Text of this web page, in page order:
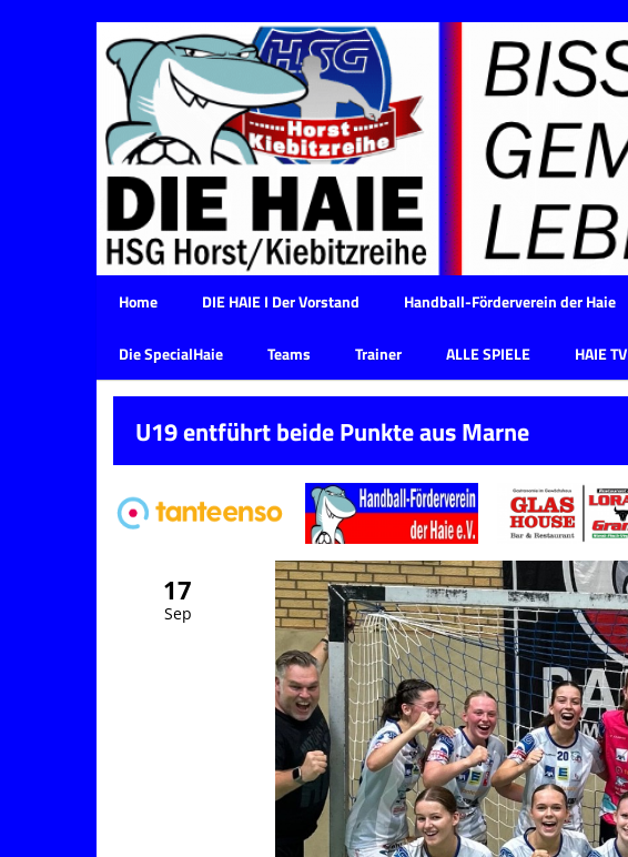
Home DIE HAIE I Der Vorstand Handball-Förderverein der Haie
Die SpecialHaie Teams Trainer ALLE SPIELE HAIE TV
U19 entführt beide Punkte aus Marne
17
Sep